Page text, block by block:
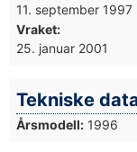
11. september 1997
Vraket:
25. januar 2001
Tekniske
Årsmodell: 1996